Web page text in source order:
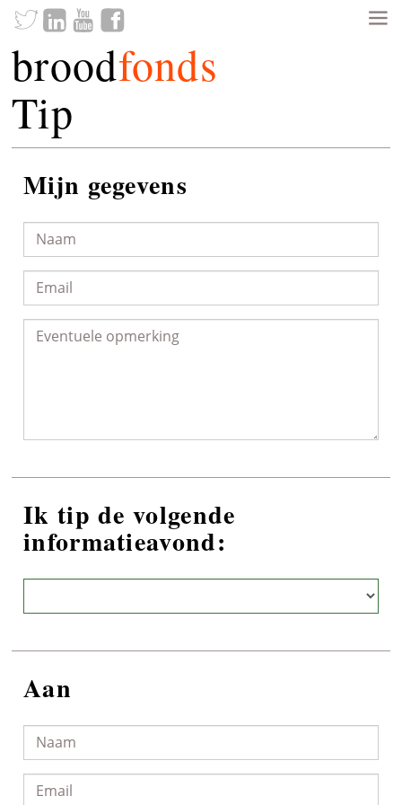
broodfonds
Tip
Mijn gegevens
Ik tip de volgende
informatieavond:
Aan